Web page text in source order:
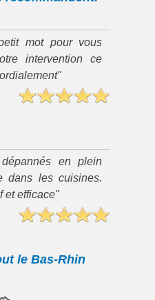
mot pour vous
intervention ce
en plein
dans les cuisines.
et efficace"
le Bas-Rhin